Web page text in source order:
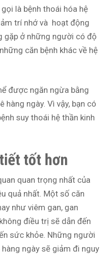
là bệnh thoái hóa hệ
trí nhớ và hoạt động
gặp ở những người có độ
căn bệnh khác về hệ
được ngăn ngừa bằng
ngày. Vì vậy, bạn có
suy thoái hệ thần kinh
tốt hơn
quan trọng nhất của
quả nhất. Một số căn
như viêm gan, gan
điều trị sẽ dẫn đến
sức khỏe. Những người
ngày sẽ giảm đi nguy